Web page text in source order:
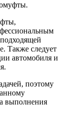
Также следует
автомобиля и
поэтому
выполнения